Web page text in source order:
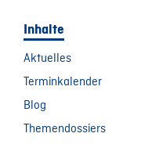
Inhalte
Aktuelles
Terminkalender
Blog
Themendossiers